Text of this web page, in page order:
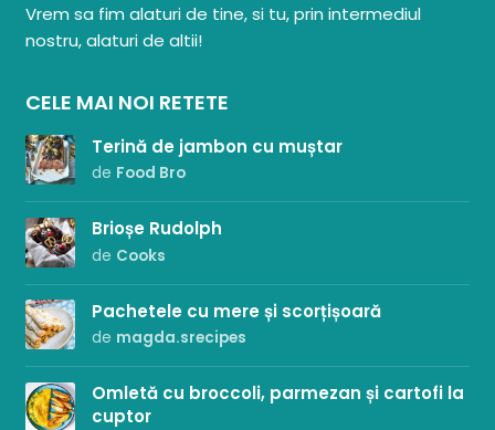
Vrem sa fim alaturi de tine, si tu, prin intermediul
nostru, alaturi de altii!
CELE MAI NOI RETETE
Terină de jambon cu muștar
de Food Bro
Brioșe Rudolph
de Cooks
Pachetele cu mere și scorțișoară
de magda.srecipes
Omletă cu broccoli, parmezan și cartofi la
cuptor